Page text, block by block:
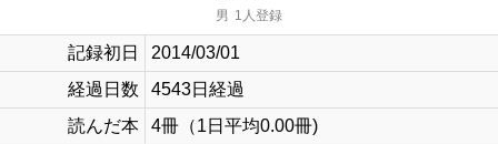
男 1人登録
記録初日
2014/03/01
経過日数
4543日経過
読んだ本
4冊（1日平均0.00冊)